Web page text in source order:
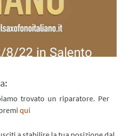
trovato un riparatore. Per
qui